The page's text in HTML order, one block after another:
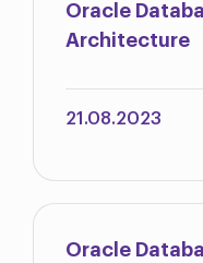
Oracle
Architecture
21.08.2023
Oracle